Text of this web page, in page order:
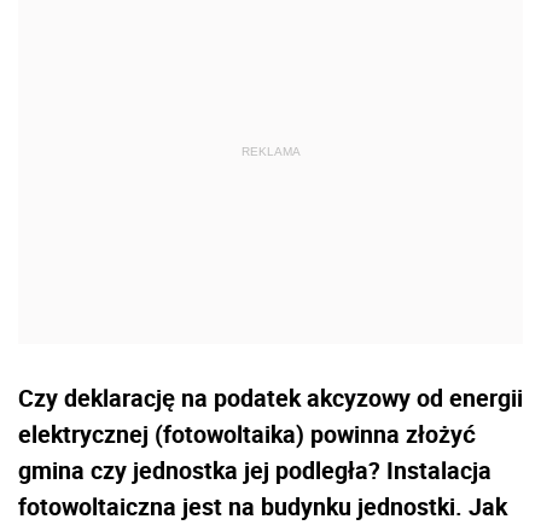
Czy deklarację na podatek akcyzowy od energii
elektrycznej (fotowoltaika) powinna złożyć
gmina czy jednostka jej podległa? Instalacja
fotowoltaiczna jest na budynku jednostki. Jak